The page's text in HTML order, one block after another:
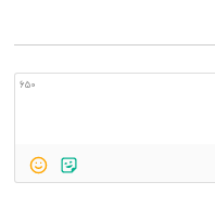
650